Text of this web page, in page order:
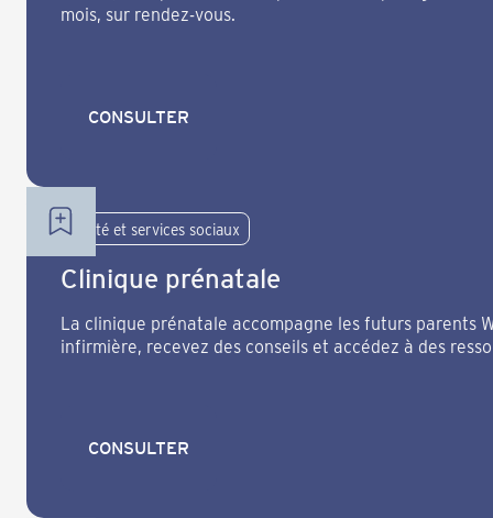
mois, sur rendez-vous.
CONSULTER
CONSULTER
Santé et services sociaux
Clinique prénatale
La clinique prénatale accompagne les futurs parents
infirmière, recevez des conseils et accédez à des
CONSULTER
CONSULTER